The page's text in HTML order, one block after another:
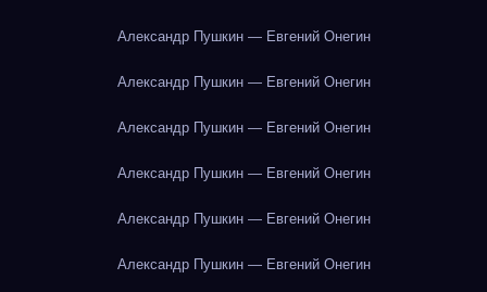
Александр Пушкин — Евгений Онегин
Александр Пушкин — Евгений Онегин
Александр Пушкин — Евгений Онегин
Александр Пушкин — Евгений Онегин
Александр Пушкин — Евгений Онегин
Александр Пушкин — Евгений Онегин